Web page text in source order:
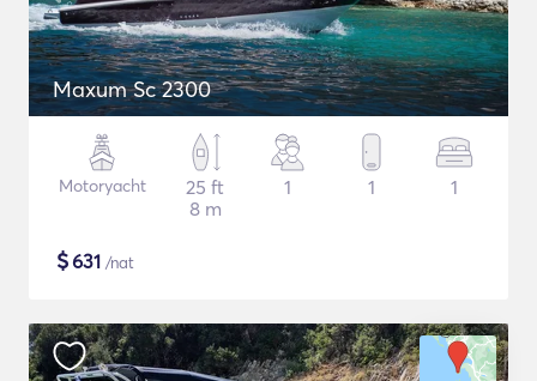
Maxum Sc 2300
Motoryacht
25 ft
8 m
1 1 1
$631 /nat